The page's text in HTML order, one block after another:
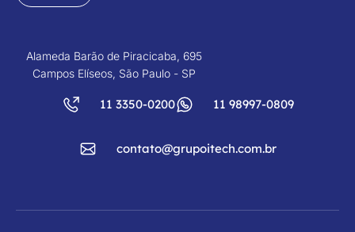
Alameda Barão de Piracicaba, 695
Campos Elíseos, São Paulo - SP
11 3350-0200 11 98997-0809
contato@grupoitech.com.br